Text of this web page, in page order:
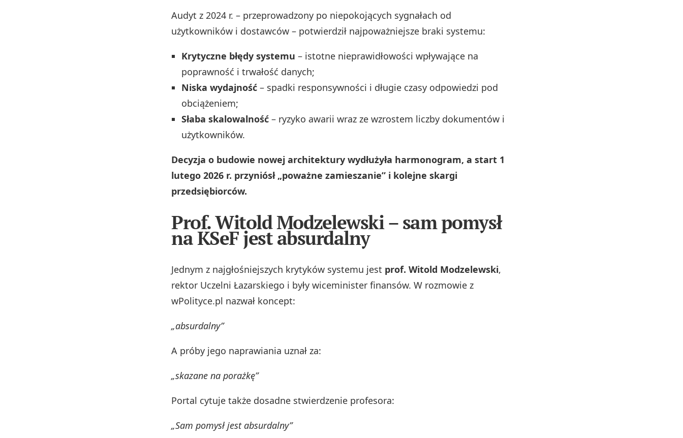
Audyt z 2024 r. – przeprowadzony po niepokojących sygnałach od
użytkowników i dostawców – potwierdził najpoważniejsze braki systemu:
Krytyczne błędy systemu – istotne nieprawidłowości wpływające na
poprawność i trwałość danych;
Niska wydajność – spadki responsywności i długie czasy odpowiedzi pod
obciążeniem;
Słaba skalowalność – ryzyko awarii wraz ze wzrostem liczby dokumentów i
użytkowników.
Decyzja o budowie nowej architektury wydłużyła harmonogram, a start 1
lutego 2026 r. przyniósł „poważne zamieszanie” i kolejne skargi
przedsiębiorców.
Prof. Witold Modzelewski – sam pomysł
na KSeF jest absurdalny
Jednym z najgłośniejszych krytyków systemu jest prof. Witold Modzelewski,
rektor Uczelni Łazarskiego i były wiceminister finansów. W rozmowie z
wPolityce.pl nazwał koncept:
„absurdalny”
A próby jego naprawiania uznał za:
„skazane na porażkę”
Portal cytuje także dosadne stwierdzenie profesora:
„Sam pomysł jest absurdalny”